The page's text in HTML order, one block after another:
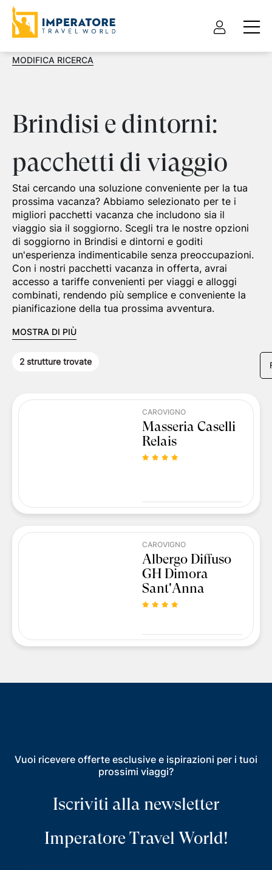
MODIFICA RICERCA
Brindisi e dintorni:
pacchetti di viaggio
Stai cercando una soluzione conveniente per la tua
prossima vacanza? Abbiamo selezionato per te i
migliori pacchetti vacanza che includono sia il
viaggio sia il soggiorno. Scegli tra le nostre opzioni
di soggiorno in Brindisi e dintorni e goditi
un'esperienza indimenticabile senza preoccupazioni.
Con i nostri pacchetti vacanza in offerta, avrai
accesso a tariffe convenienti per viaggi e alloggi
combinati, rendendo più semplice e conveniente la
pianificazione della tua prossima avventura.
MOSTRA DI PIÙ
2 strutture trovate
CAROVIGNO
Masseria Caselli
Relais
CAROVIGNO
Albergo Diffuso
GH Dimora
Sant'Anna
Vuoi ricevere offerte esclusive e ispirazioni per i tuoi
prossimi viaggi?
Iscriviti alla newsletter
Imperatore Travel World!